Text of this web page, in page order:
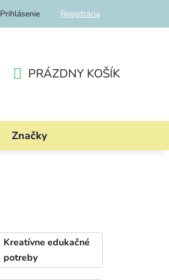
Prihlásenie Registrácia
KOŠÍK
PRÁZDNY KOŠÍK
Značky
Kreatívne edukačné
potreby